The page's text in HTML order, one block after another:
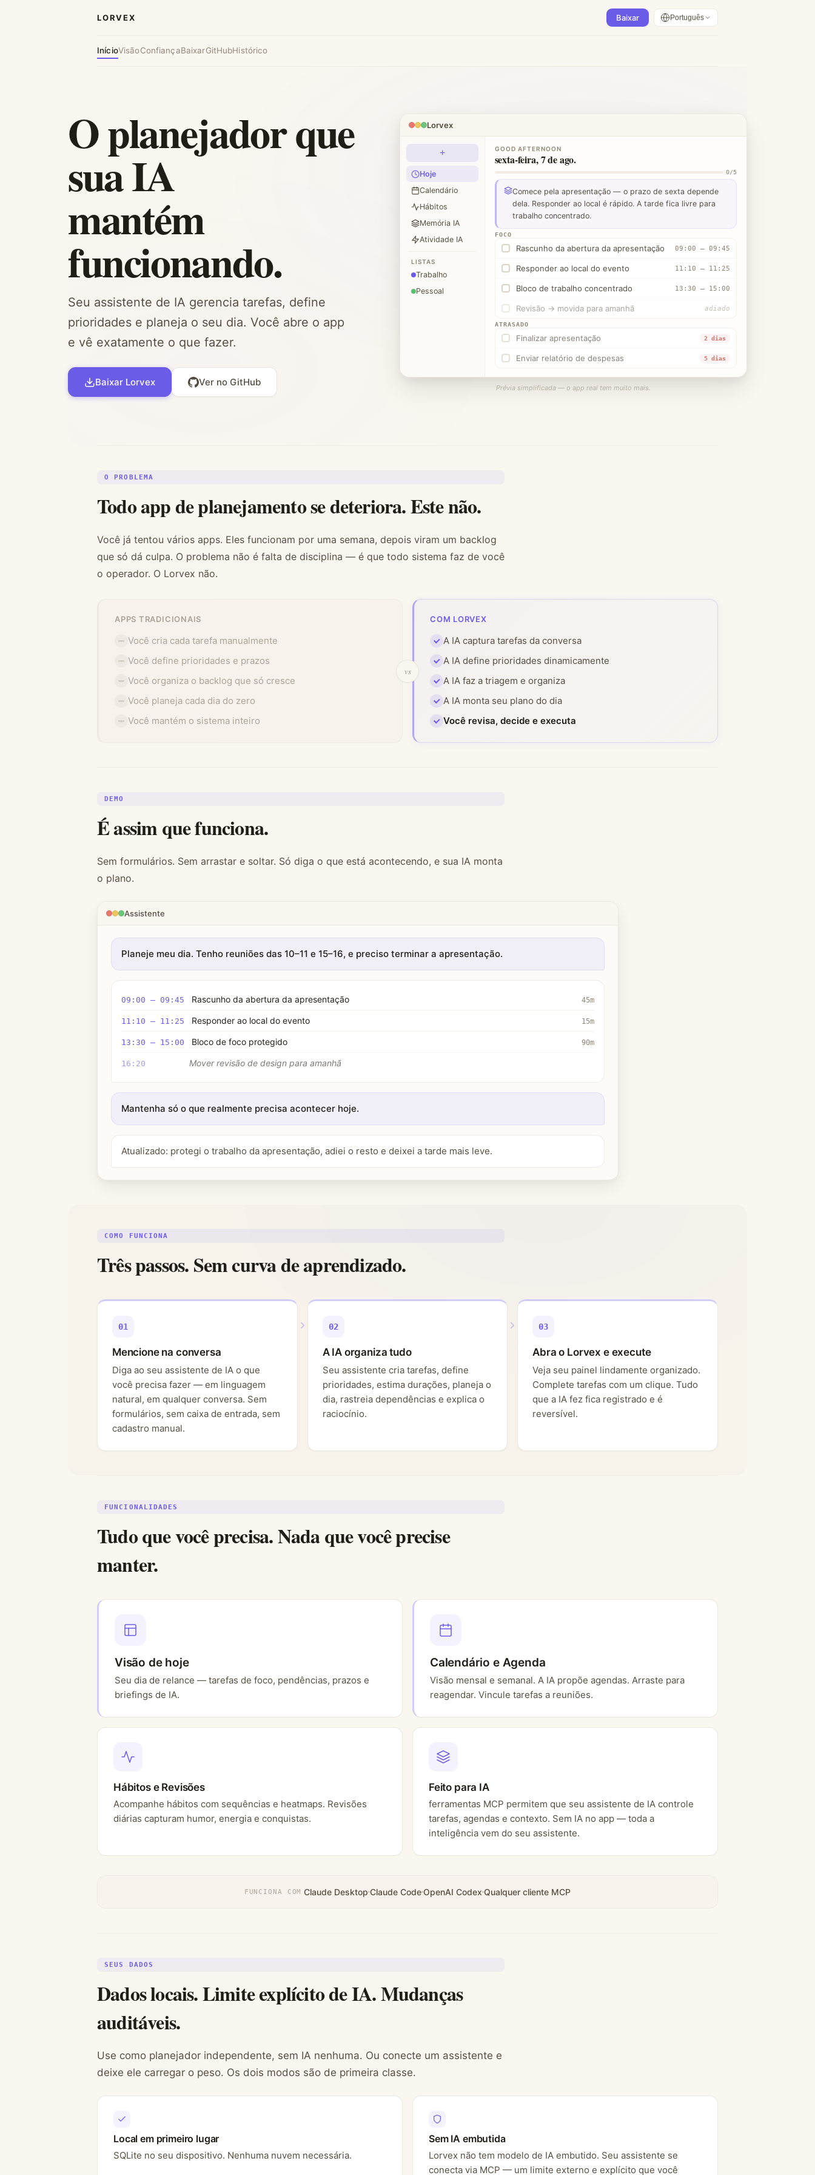
LORVEX Baixar Português
InícioVisãoConfiançaBaixarGitHubHistórico
O planejador que
sua IA
mantém
funcionando.
Seu assistente de IA gerencia tarefas, define
prioridades e planeja o seu dia. Você abre o app
e vê exatamente o que fazer.
Baixar Lorvex Ver no GitHub
Lorvex
+
Hoje
Calendário
Hábitos
Memória IA
Atividade IA
LISTAS
Trabalho
Pessoal
GOOD AFTERNOON
sexta-feira, 7 de ago.
0/5
Comece pela apresentação — o prazo de sexta depende
dela. Responder ao local é rápido. A tarde fica livre para
trabalho concentrado.
FOCO
Rascunho da abertura da apresentação 09:00 – 09:45
Responder ao local do evento 11:10 – 11:25
Bloco de trabalho concentrado 13:30 – 15:00
Revisão → movida para amanhã adiado
ATRASADO
Finalizar apresentação 2 dias
Enviar relatório de despesas 5 dias
Prévia simplificada — o app real tem muito mais.
O PROBLEMA
Todo app de planejamento se deteriora. Este não.
Você já tentou vários apps. Eles funcionam por uma semana, depois viram um backlog
que só dá culpa. O problema não é falta de disciplina — é que todo sistema faz de você
o operador. O Lorvex não.
APPS TRADICIONAIS
Você cria cada tarefa manualmente
Você define prioridades e prazos
Você organiza o backlog que só cresce
Você planeja cada dia do zero
Você mantém o sistema inteiro
COM LORVEX
A IA captura tarefas da conversa
A IA define prioridades dinamicamente
A IA faz a triagem e organiza
A IA monta seu plano do dia
Você revisa, decide e executa
DEMO
É assim que funciona.
Sem formulários. Sem arrastar e soltar. Só diga o que está acontecendo, e sua IA monta
o plano.
Assistente
Planeje meu dia. Tenho reuniões das 10–11 e 15–16, e preciso terminar a apresentação.
09:00 – 09:45 Rascunho da abertura da apresentação 45m
11:10 – 11:25 Responder ao local do evento 15m
13:30 – 15:00 Bloco de foco protegido 90m
16:20 Mover revisão de design para amanhã
Mantenha só o que realmente precisa acontecer hoje.
Atualizado: protegi o trabalho da apresentação, adiei o resto e deixei a tarde mais leve.
COMO FUNCIONA
Três passos. Sem curva de aprendizado.
01
Mencione na conversa
Diga ao seu assistente de IA o que
você precisa fazer — em linguagem
natural, em qualquer conversa. Sem
formulários, sem caixa de entrada, sem
cadastro manual.
02
A IA organiza tudo
Seu assistente cria tarefas, define
prioridades, estima durações, planeja o
dia, rastreia dependências e explica o
raciocínio.
03
Abra o Lorvex e execute
Veja seu painel lindamente organizado.
Complete tarefas com um clique. Tudo
que a IA fez fica registrado e é
reversível.
FUNCIONALIDADES
Tudo que você precisa. Nada que você precise
manter.
Visão de hoje
Seu dia de relance — tarefas de foco, pendências, prazos e
briefings de IA.
Calendário e Agenda
Visão mensal e semanal. A IA propõe agendas. Arraste para
reagendar. Vincule tarefas a reuniões.
Hábitos e Revisões
Acompanhe hábitos com sequências e heatmaps. Revisões
diárias capturam humor, energia e conquistas.
Feito para IA
ferramentas MCP permitem que seu assistente de IA controle
tarefas, agendas e contexto. Sem IA no app — toda a
inteligência vem do seu assistente.
FUNCIONA COM Claude DesktopClaude CodeOpenAI CodexQualquer cliente MCP
SEUS DADOS
Dados locais. Limite explícito de IA. Mudanças
auditáveis.
Use como planejador independente, sem IA nenhuma. Ou conecte um assistente e
deixe ele carregar o peso. Os dois modos são de primeira classe.
Local em primeiro lugar
SQLite no seu dispositivo. Nenhuma nuvem necessária.
Sem IA embutida
Lorvex não tem modelo de IA embutido. Seu assistente se
conecta via MCP — um limite externo e explícito que você